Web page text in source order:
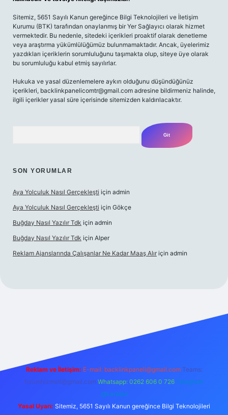
Sitemiz, 5651 Sayılı Kanun gereğince Bilgi Teknolojileri ve İletişim
Kurumu (BTK) tarafından onaylanmış bir Yer Sağlayıcı olarak hizmet
vermektedir. Bu nedenle, sitedeki içerikleri proaktif olarak denetleme
veya araştırma yükümlülüğümüz bulunmamaktadır. Ancak, üyelerimiz
yazdıkları içeriklerin sorumluluğunu taşımakta olup, siteye üye olarak
bu sorumluluğu kabul etmiş sayılırlar.
Hukuka ve yasal düzenlemelere aykırı olduğunu düşündüğünüz
içerikleri, backlinkpanelicomtr@gmail.com adresine bildirmeniz halinde,
ilgili içerikler yasal süre içerisinde sitemizden kaldırılacaktır.
SON YORUMLAR
Aya Yolculuk Nasıl Gerçekleşti için admin
Aya Yolculuk Nasıl Gerçekleşti için Gökçe
Buğday Nasıl Yazılır Tdk için admin
Buğday Nasıl Yazılır Tdk için Alper
Reklam Ajanslarında Çalışanlar Ne Kadar Maaş Alır için admin
Reklam ve İletişim: E-mail: backlinkpaneli@gmail.com Teams:
forumhizmeti@gmail.com Whatsapp: 0262 606 0 726 Telegram:
@karabul
Yasal Uyarı: Sitemiz, 5651 Sayılı Kanun gereğince Bilgi Teknolojileri